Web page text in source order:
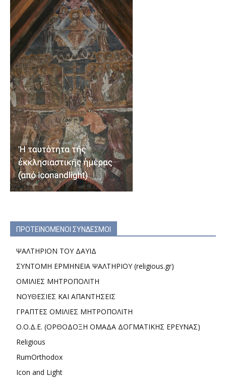
ΠΡΟΤΕΙΝΟΜΕΝΟΙ ΣΥΝΔΕΣΜΟΙ
ΨΑΛΤΗΡΙΟΝ ΤΟΥ ΔΑΥΙΔ
ΣΥΝΤΟΜΗ ΕΡΜΗΝΕΙΑ ΨΑΛΤΗΡΙΟΥ (religious.gr)
ΟΜΙΛΙΕΣ ΜΗΤΡΟΠΟΛΙΤΗ
ΝΟΥΘΕΣΙΕΣ ΚΑΙ ΑΠΑΝΤΗΣΕΙΣ
ΓΡΑΠΤΕΣ ΟΜΙΛΙΕΣ ΜΗΤΡΟΠΟΛΙΤΗ
Ο.Ο.Δ.Ε. (ΟΡΘΟΔΟΞΗ ΟΜΑΔΑ ΔΟΓΜΑΤΙΚΗΣ ΕΡΕΥΝΑΣ)
Religious
RumOrthodox
Icon and Light